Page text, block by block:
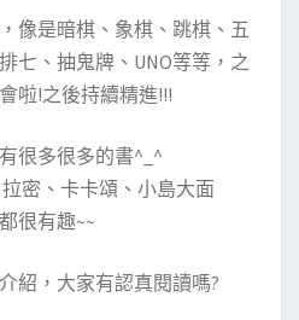
，像是暗棋、象棋、跳棋、五
七、抽鬼牌、UNO等等，之
啦!之後持續精進!!!
很多很多的書^_^
密、卡卡頌、小島大面
很有趣~~
紹，大家有認真閱讀嗎?